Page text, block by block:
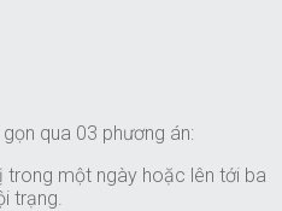
qua 03 phương án:
trong một ngày hoặc lên tới ba
trạng.